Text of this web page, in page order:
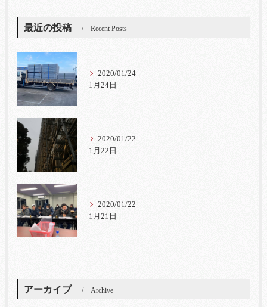
最近の投稿 Recent Posts
2020/01/24
1月24日
2020/01/22
1月22日
2020/01/22
1月21日
アーカイブ Archive